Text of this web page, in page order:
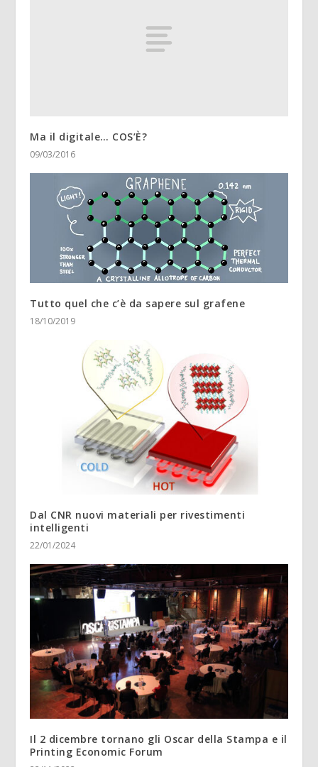
Ma il digitale… COS’È?
09/03/2016
Tutto quel che c’è da sapere sul grafene
18/10/2019
Dal CNR nuovi materiali per rivestimenti
intelligenti
22/01/2024
Il 2 dicembre tornano gli Oscar della Stampa e il
Printing Economic Forum